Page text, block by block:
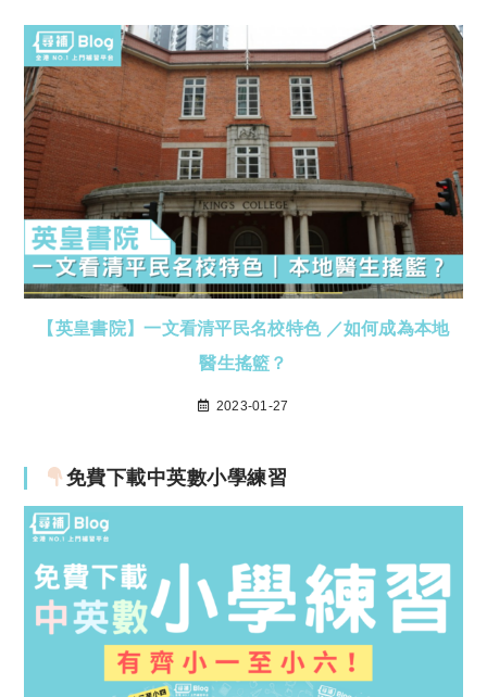
【英皇書院】一文看清平民名校特色 ／如何成為本地
醫生搖籃？
2023-01-27
免費下載中英數小學練習